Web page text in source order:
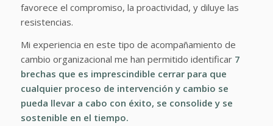
favorece el compromiso, la proactividad, y diluye las
resistencias.
Mi experiencia en este tipo de acompañamiento de
cambio organizacional me han permitido identificar 7
brechas que es imprescindible cerrar para que
cualquier proceso de intervención y cambio se
pueda llevar a cabo con éxito, se consolide y se
sostenible en el tiempo.